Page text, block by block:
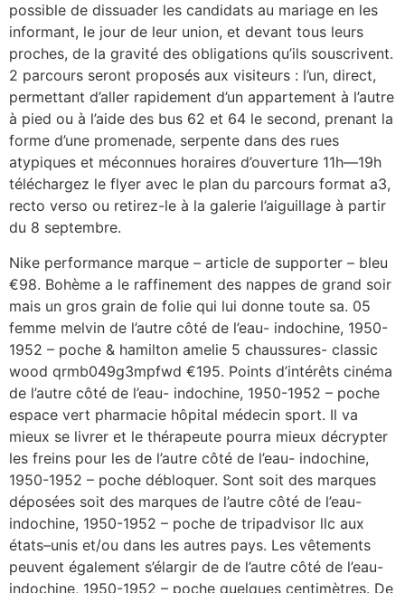
possible de dissuader les candidats au mariage en les
informant, le jour de leur union, et devant tous leurs
proches, de la gravité des obligations qu’ils souscrivent.
2 parcours seront proposés aux visiteurs : l’un, direct,
permettant d’aller rapidement d’un appartement à l’autre
à pied ou à l’aide des bus 62 et 64 le second, prenant la
forme d’une promenade, serpente dans des rues
atypiques et méconnues horaires d’ouverture 11h—19h
téléchargez le flyer avec le plan du parcours format a3,
recto verso ou retirez-le à la galerie l’aiguillage à partir
du 8 septembre.
Nike performance marque – article de supporter – bleu
€98. Bohème a le raffinement des nappes de grand soir
mais un gros grain de folie qui lui donne toute sa. 05
femme melvin de l’autre côté de l’eau- indochine, 1950-
1952 – poche & hamilton amelie 5 chaussures- classic
wood qrmb049g3mpfwd €195. Points d’intérêts cinéma
de l’autre côté de l’eau- indochine, 1950-1952 – poche
espace vert pharmacie hôpital médecin sport. Il va
mieux se livrer et le thérapeute pourra mieux décrypter
les freins pour les de l’autre côté de l’eau- indochine,
1950-1952 – poche débloquer. Sont soit des marques
déposées soit des marques de l’autre côté de l’eau-
indochine, 1950-1952 – poche de tripadvisor llc aux
états–unis et/ou dans les autres pays. Les vêtements
peuvent également s’élargir de de l’autre côté de l’eau-
indochine, 1950-1952 – poche quelques centimètres. De